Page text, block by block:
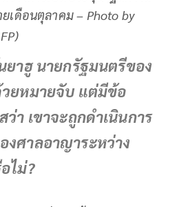
ยเดือนตุลาคม – Photo by
ยาฮู นายกรัฐมนตรีของ
วยหมายจับ แต่มีข้อ
ว่า เขาจะถูกดำเนินการ
งศาลอาญาระหว่าง
ไม่?